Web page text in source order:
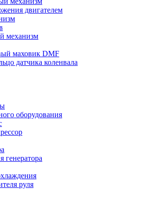
двигателем
механизм
маховик DMF
датчика коленвала
оборудования
генератора
руля